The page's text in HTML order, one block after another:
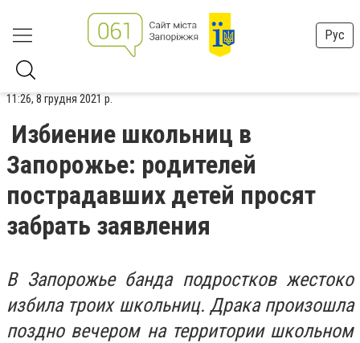
Рус
11:26, 8 грудня 2021 р.
Избиение школьниц в
Запорожье: родителей
пострадавших детей просят
забрать заявления
В Запорожье банда подростков жестоко
избила троих школьниц. Драка произошла
поздно вечером на территории школьном